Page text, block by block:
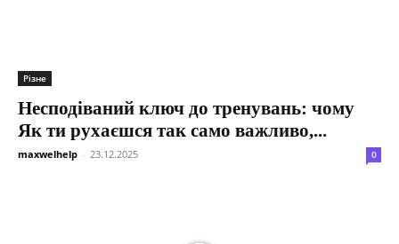
Різне
Несподіваний ключ до тренувань: чому
Як ти рухаєшся так само важливо,...
maxwelhelp - 23.12.2025 0